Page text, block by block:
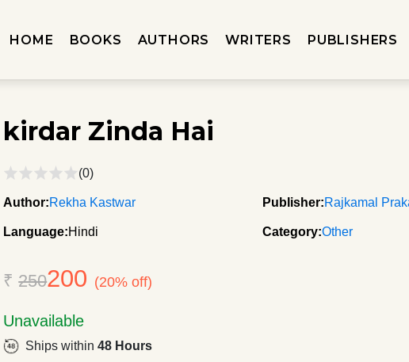
HOME BOOKS AUTHORS WRITERS PUBLISHERS
kirdar Zinda Hai
(0)
Author:Rekha Kastwar Publisher:Rajkamal
Language:Hindi Category:Other
₹250200 (20% off)
Unavailable
Ships within48 Hours